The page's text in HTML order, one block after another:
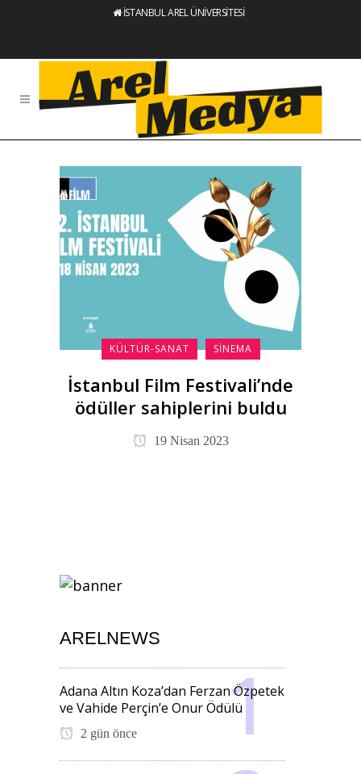
İSTANBUL AREL ÜNİVERSİTESİ
KÜLTÜR-SANAT SINEMA
İstanbul Film Festivali’nde
ödüller sahiplerini buldu
19 Nisan 2023
ARELNEWS
Adana Altın Koza’dan Ferzan Özpetek
ve Vahide Perçin’e Onur Ödülü
2 gün önce